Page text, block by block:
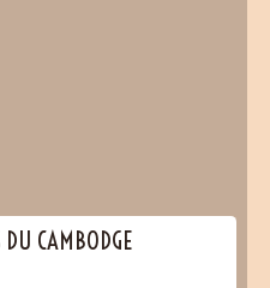
CAMBODGE